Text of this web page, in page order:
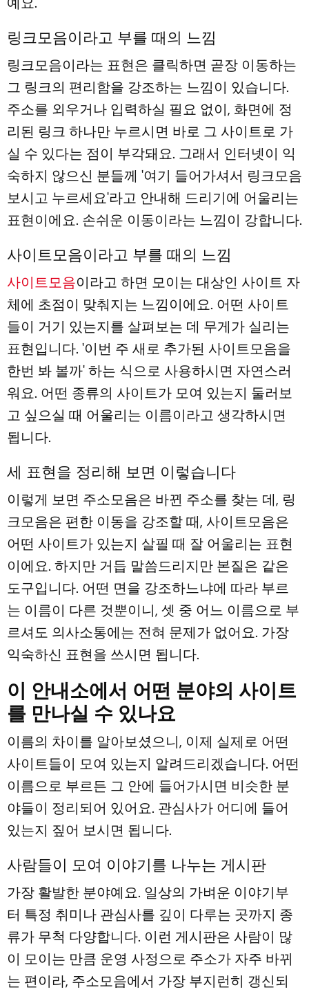
링크모음이라고 부를 때의 느낌
링크모음이라는 표현은 클릭하면 곧장 이동하는
그 링크의 편리함을 강조하는 느낌이 있습니다.
주소를 외우거나 입력하실 필요 없이, 화면에 정
리된 링크 하나만 누르시면 바로 그 사이트로 가
실 수 있다는 점이 부각돼요. 그래서 인터넷이 익
숙하지 않으신 분들께 '여기 들어가셔서 링크모음
보시고 누르세요'라고 안내해 드리기에 어울리는
표현이에요. 손쉬운 이동이라는 느낌이 강합니다.
사이트모음이라고 부를 때의 느낌
사이트모음이라고 하면 모이는 대상인 사이트 자
체에 초점이 맞춰지는 느낌이에요. 어떤 사이트
들이 거기 있는지를 살펴보는 데 무게가 실리는
표현입니다. '이번 주 새로 추가된 사이트모음을
한번 봐 볼까' 하는 식으로 사용하시면 자연스러
워요. 어떤 종류의 사이트가 모여 있는지 둘러보
고 싶으실 때 어울리는 이름이라고 생각하시면
됩니다.
세 표현을 정리해 보면 이렇습니다
이렇게 보면 주소모음은 바뀐 주소를 찾는 데, 링
크모음은 편한 이동을 강조할 때, 사이트모음은
어떤 사이트가 있는지 살필 때 잘 어울리는 표현
이에요. 하지만 거듭 말씀드리지만 본질은 같은
도구입니다. 어떤 면을 강조하느냐에 따라 부르
는 이름이 다른 것뿐이니, 셋 중 어느 이름으로 부
르셔도 의사소통에는 전혀 문제가 없어요. 가장
익숙하신 표현을 쓰시면 됩니다.
이 안내소에서 어떤 분야의 사이트
를 만나실 수 있나요
이름의 차이를 알아보셨으니, 이제 실제로 어떤
사이트들이 모여 있는지 알려드리겠습니다. 어떤
이름으로 부르든 그 안에 들어가시면 비슷한 분
야들이 정리되어 있어요. 관심사가 어디에 들어
있는지 짚어 보시면 됩니다.
사람들이 모여 이야기를 나누는 게시판
가장 활발한 분야예요. 일상의 가벼운 이야기부
터 특정 취미나 관심사를 깊이 다루는 곳까지 종
류가 무척 다양합니다. 이런 게시판은 사람이 많
이 모이는 만큼 운영 사정으로 주소가 자주 바뀌
는 편이라, 주소모음에서 가장 부지런히 갱신되